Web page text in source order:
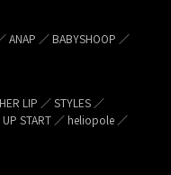
ANAP ／ BABYSHOOP ／
LIP ／ STYLES ／
UP START ／ heliopole ／